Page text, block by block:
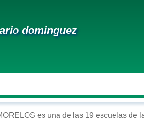
dominguez
es una de las 19 escuelas de